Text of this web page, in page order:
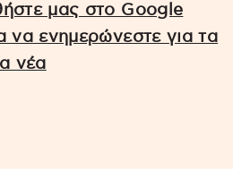
μας στο Google
να ενημερώνεστε για τα
νέα